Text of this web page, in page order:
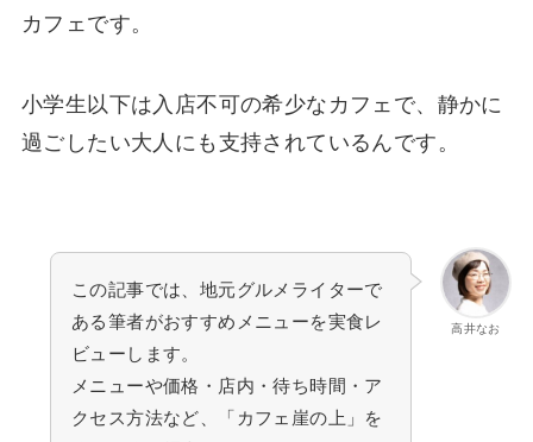
カフェです。
小学生以下は入店不可の希少なカフェで、静かに
過ごしたい大人にも支持されているんです。
高井なお
この記事では、地元グルメライターで
ある筆者がおすすめメニューを実食レ
ビューします。
メニューや価格・店内・待ち時間・ア
クセス方法など、「カフェ崖の上」を